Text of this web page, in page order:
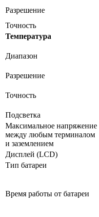
Разрешение
Точность
Температура
Диапазон
Разрешение
Точность
Подсветка
Максимальное напряжение
между любым терминалом
и заземлением
Дисплей (LCD)
Тип батареи
Время работы от батареи